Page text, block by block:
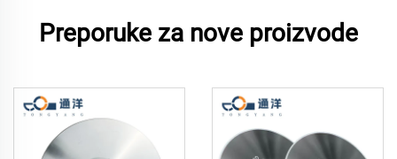
Preporuke za nove proizvode